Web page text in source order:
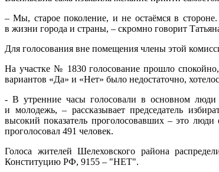
– Мы, старое поколение, и не остаёмся в
в жизни города и страны, – скромно говорит
Для голосования вне помещения члены этой
На участке № 1830 голосование прошло
вариантов «Да» и «Нет» было недостаточно,
- В утренние часы голосовали в основном люди
и молодежь, – рассказывает председатель
высокий показатель проголосовавших – это
проголосовал 491 человек.
Голоса жителей Шелеховского района
Конституцию РФ, 9155 – "НЕТ".